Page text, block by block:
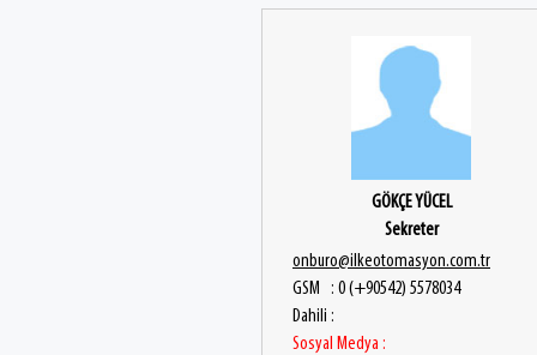
GÖKÇE YÜCEL
Sekreter
onburo@ilkeotomasyon.com.tr
GSM : 0 (+90542) 5578034
Dahili :
Sosyal Medya :